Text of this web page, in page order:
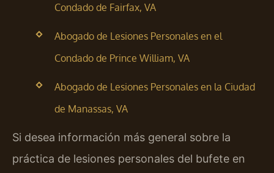
Condado de Fairfax, VA
Abogado de Lesiones Personales en el
Condado de Prince William, VA
Abogado de Lesiones Personales en la Ciudad
de Manassas, VA
Si desea información más general sobre la
práctica de lesiones personales del bufete en